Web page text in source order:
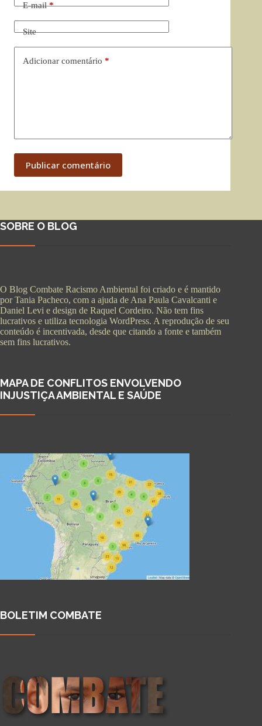
E-mail*
Site
Adicionar comentário *
Publicar comentário
SOBRE O BLOG
O Blog Combate Racismo Ambiental foi criado e é mantido
por Tania Pacheco, com a ajuda de Ana Paula Cavalcanti e
Daniel Levi e design de Raquel Cordeiro. Não tem fins
lucrativos e utiliza tecnologia WordPress. A reprodução de seu
conteúdo é incentivada, desde que citando a fonte e também
sem fins lucrativos.
MAPA DE CONFLITOS ENVOLVENDO
INJUSTIÇA AMBIENTAL E SAÚDE
BOLETIM COMBATE